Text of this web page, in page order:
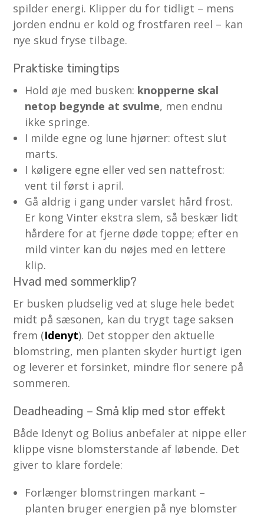
spilder energi. Klipper du for tidligt – mens
jorden endnu er kold og frostfaren reel – kan
nye skud fryse tilbage.
Praktiske timingtips
Hold øje med busken: knopperne skal
netop begynde at svulme, men endnu
ikke springe.
I milde egne og lune hjørner: oftest slut
marts.
I køligere egne eller ved sen nattefrost:
vent til først i april.
Gå aldrig i gang under varslet hård frost.
Er kong Vinter ekstra slem, så beskær lidt
hårdere for at fjerne døde toppe; efter en
mild vinter kan du nøjes med en lettere
klip.
Hvad med sommerklip?
Er busken pludselig ved at sluge hele bedet
midt på sæsonen, kan du trygt tage saksen
frem (Idenyt). Det stopper den aktuelle
blomstring, men planten skyder hurtigt igen
og leverer et forsinket, mindre flor senere på
sommeren.
Deadheading – Små klip med stor effekt
Både Idenyt og Bolius anbefaler at nippe eller
klippe visne blomsterstande af løbende. Det
giver to klare fordele:
Forlænger blomstringen markant –
planten bruger energien på nye blomster